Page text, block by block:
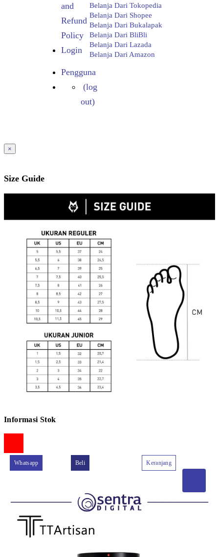
and
Refund
Policy
Login
Pengguna
(log
out)
Belanja Dari Tokopedia
Belanja Dari Shopee
Belanja Dari Bukalapak
Belanja Dari BliBli
Belanja Dari Lazada
Belanja Dari Amazon
×
Size Guide
Informasi Stok
Whatsapp Beli Keranjang